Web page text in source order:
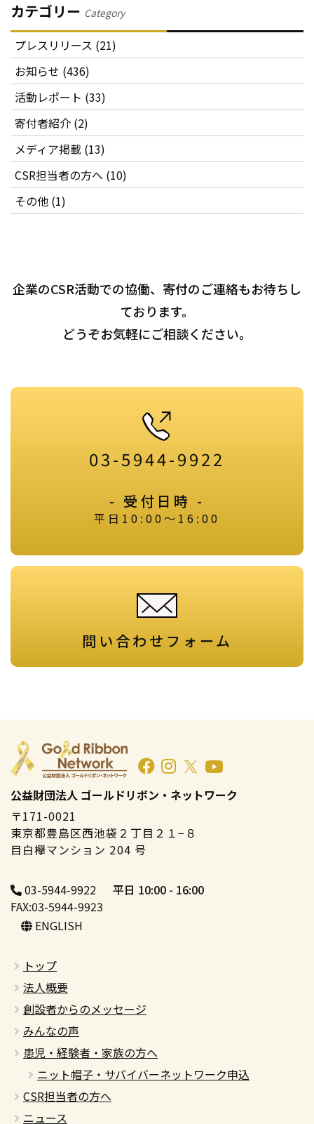
カテゴリー Category
プレスリリース (21)
お知らせ (436)
活動レポート (33)
寄付者紹介 (2)
メディア掲載 (13)
CSR担当者の方へ (10)
その他 (1)
企業のCSR活動での協働、寄付のご連絡もお待ちし
ております。
どうぞお気軽にご相談ください。
03-5944-9922
- 受付日時 -
平日10:00～16:00
問い合わせフォーム
公益財団法人 ゴールドリボン・ネットワーク
〒171-0021
東京都豊島区西池袋２丁目２１−８
目白欅マンション 204 号
03-5944-9922
平日 10:00 - 16:00
FAX:03-5944-9923
ENGLISH
トップ
法人概要
創設者からのメッセージ
みんなの声
患児・経験者・家族の方へ
ニット帽子・サバイバーネットワーク申込
CSR担当者の方へ
ニュース